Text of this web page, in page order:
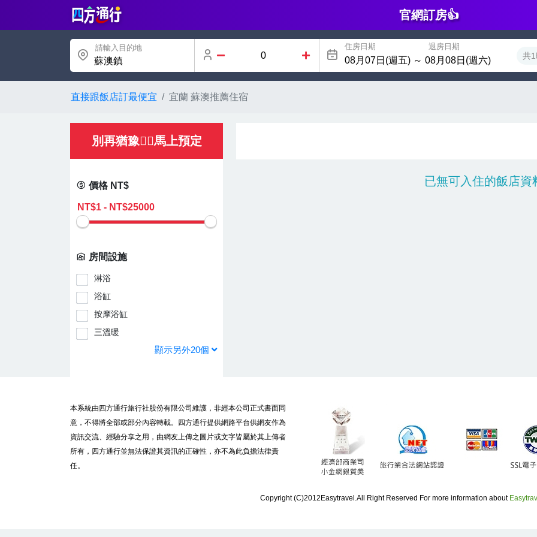
官網訂房👍
請輸入目的地
蘇澳鎮
住房日期 退房日期
共
直接跟飯店訂最便宜 宜蘭 蘇澳推薦住宿
別再猶豫👌🏻馬上預定
價格 NT$
房間設施
淋浴
浴缸
按摩浴缸
三溫暖
顯示另外20個
已無可入住的飯店資
本系統由四方通行旅行社股份有限公司維護，非經本公司正式書面同
意，不得將全部或部分內容轉載。四方通行提供網路平台供網友作為
資訊交流、經驗分享之用，由網友上傳之圖片或文字皆屬於其上傳者
所有，四方通行並無法保證其資訊的正確性，亦不為此負擔法律責
任。
Copyright (C)2012Easytravel.All Right Reserved For more information about